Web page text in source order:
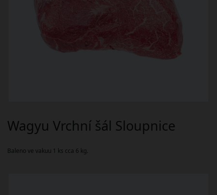
Baleno ve vakuu 1 ks cca 6 kg.
Wagyu Vrchní šál Sloupnice